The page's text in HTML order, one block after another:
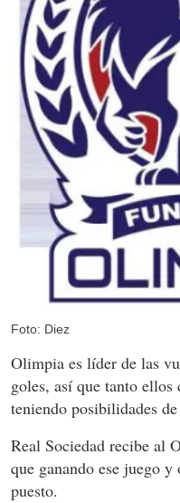
Foto: Diez
Olimpia es líder de las
goles, así que tanto
teniendo posibilidades
Real Sociedad recibe al
que ganando ese juego
puesto.